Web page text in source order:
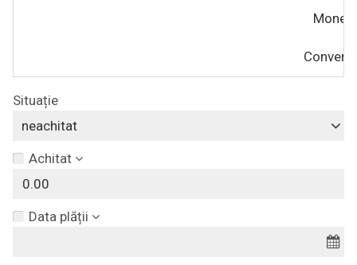
Situație
neachitat
Achitat
Data plății